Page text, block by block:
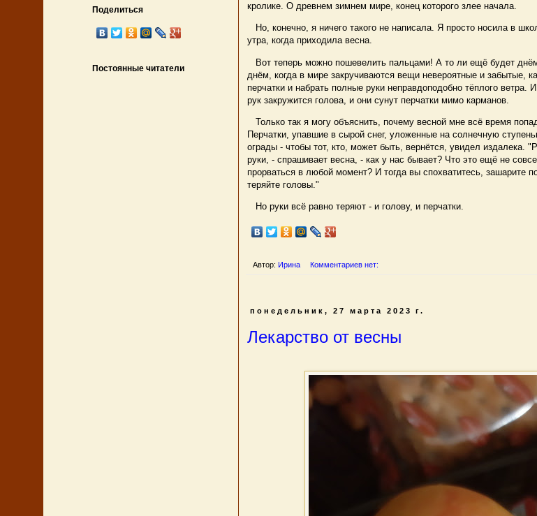
кролике. О древнем зимнем мире, конец которого злее начала.
Но, конечно, я ничего такого не написала. Я просто носила в
утра, когда приходила весна.
Вот теперь можно пошевелить пальцами! А то ли ещё будет
днём, когда в мире закручиваются вещи невероятные и забытые,
перчатки и набрать полные руки неправдоподобно тёплого ветра.
рук закружится голова, и они сунут перчатки мимо карманов.
Только так я могу объяснить, почему весной мне всё время
Перчатки, упавшие в сырой снег, уложенные на солнечную
ограды - чтобы тот, кто, может быть, вернётся, увидел издалека.
руки, - спрашивает весна, - как у нас бывает? Что это ещё не
прорваться в любой момент? И тогда вы спохватитесь, зашарите
теряйте головы."
Но руки всё равно теряют - и голову, и перчатки.
Автор: Ирина Комментариев нет:
понедельник, 27 марта 2023 г.
Лекарство от весны
Поделиться
Постоянные читатели